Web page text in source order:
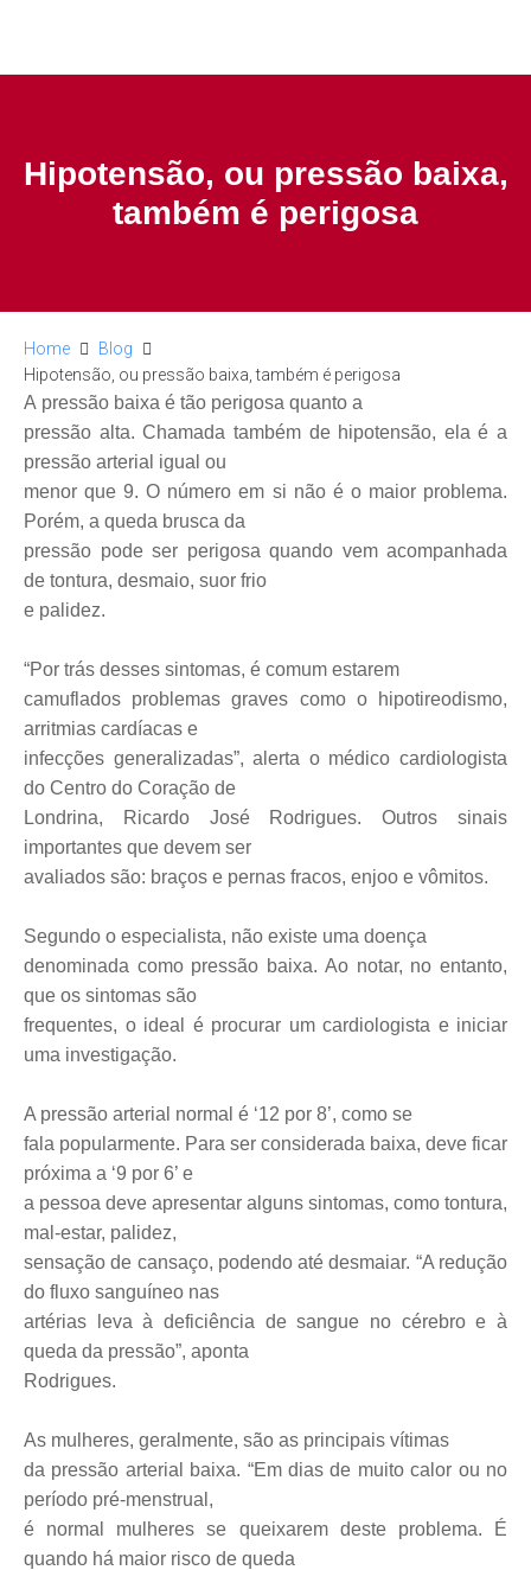
Hipotensão, ou pressão baixa,
também é perigosa
Home
Blog
Hipotensão, ou pressão baixa, também é perigosa
A pressão baixa é tão perigosa quanto a
pressão alta. Chamada também de hipotensão, ela é a
pressão arterial igual ou
menor que 9. O número em si não é o maior problema.
Porém, a queda brusca da
pressão pode ser perigosa quando vem acompanhada
de tontura, desmaio, suor frio
e palidez.
“Por trás desses sintomas, é comum estarem
camuflados problemas graves como o hipotireodismo,
arritmias cardíacas e
infecções generalizadas”, alerta o médico cardiologista
do Centro do Coração de
Londrina, Ricardo José Rodrigues. Outros sinais
importantes que devem ser
avaliados são: braços e pernas fracos, enjoo e vômitos.
Segundo o especialista, não existe uma doença
denominada como pressão baixa. Ao notar, no entanto,
que os sintomas são
frequentes, o ideal é procurar um cardiologista e iniciar
uma investigação.
A pressão arterial normal é ‘12 por 8’, como se
fala popularmente. Para ser considerada baixa, deve ficar
próxima a ‘9 por 6’ e
a pessoa deve apresentar alguns sintomas, como tontura,
mal-estar, palidez,
sensação de cansaço, podendo até desmaiar. “A redução
do fluxo sanguíneo nas
artérias leva à deficiência de sangue no cérebro e à
queda da pressão”, aponta
Rodrigues.
As mulheres, geralmente, são as principais vítimas
da pressão arterial baixa. “Em dias de muito calor ou no
período pré-menstrual,
é normal mulheres se queixarem deste problema. É
quando há maior risco de queda